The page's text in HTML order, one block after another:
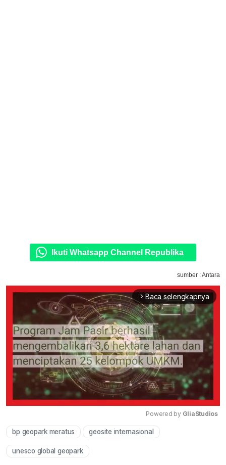
Ikuti Whatsapp Channel Republika
sumber : Antara
arrow_forward_ios Baca selengkapnya
Powered by GliaStudios
bp geopark meratus geosite internasional
unesco global geopark